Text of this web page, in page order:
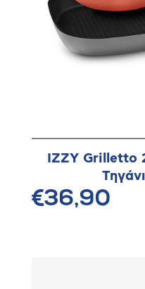
IZZY Grilletto
€36,90